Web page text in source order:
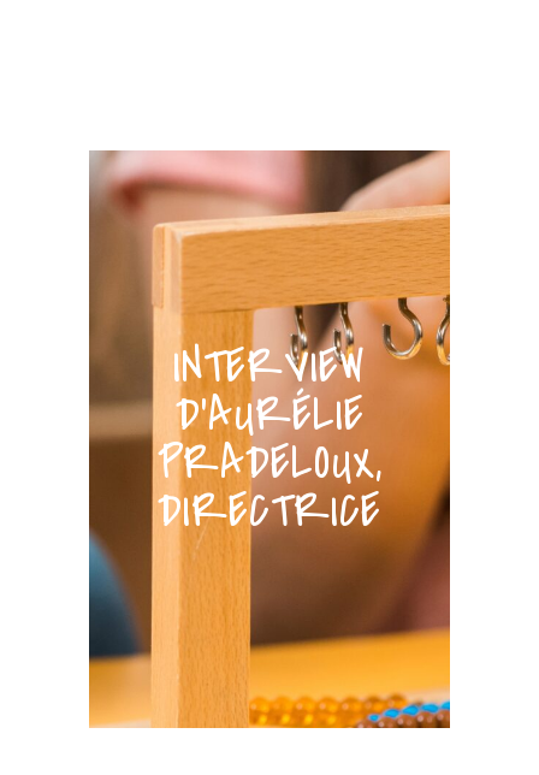
INTERVIEW
D'AURÉLIE
PRADELOUX,
DIRECTRICE